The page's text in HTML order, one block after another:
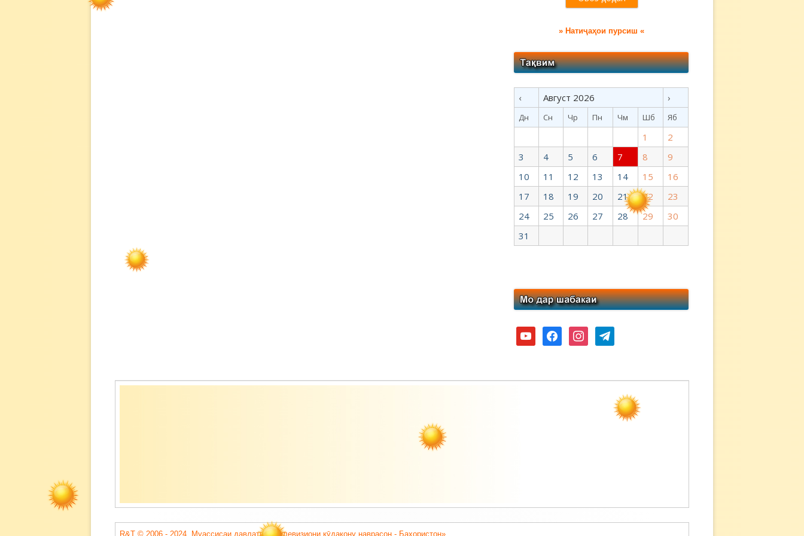
» Натиҷаҳои пурсиш «
‹ Август 2026 ›
Дн Сн Чр Пн Чм Шб Яб
1
2
3
4 5 6 7 8
9
10
11 12 13 14 15
16
17
18 19 20 21 22
23
24
25 26 27 28 29
30
31
youtubefacebookinstagramtelegram
Содержимое
R&T © 2006 - 2024. Муассисаи давлатии «Телевизиони кӯдакону наврасон - Баҳористон».